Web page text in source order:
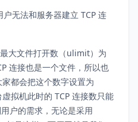
无法和服务器建立 TCP 连
大文件打开数（ulimit）为
连接也是一个文件，所以也
都会把这个数字设置为
拟机此时的 TCP 连接数只能
户的需求，无论是采用